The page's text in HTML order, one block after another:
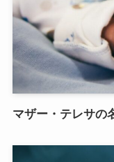
マザー・テレサの